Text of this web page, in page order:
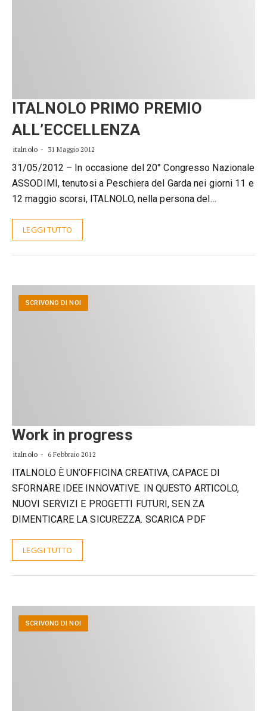
ITALNOLO PRIMO PREMIO
ALL’ECCELLENZA
italnolo 31 Maggio 2012
31/05/2012 – In occasione del 20° Congresso Nazionale
ASSODIMI, tenutosi a Peschiera del Garda nei giorni 11 e
12 maggio scorsi, ITALNOLO, nella persona del…
LEGGI TUTTO
SCRIVONO DI NOI
Work in progress
italnolo 6 Febbraio 2012
ITALNOLO È UN’OFFICINA CREATIVA, CAPACE DI
SFORNARE IDEE INNOVATIVE. IN QUESTO ARTICOLO,
NUOVI SERVIZI E PROGETTI FUTURI, SEN ZA
DIMENTICARE LA SICUREZZA. SCARICA PDF
LEGGI TUTTO
SCRIVONO DI NOI